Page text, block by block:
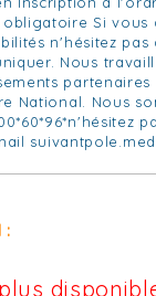
obligatoire Si vous
n'hésitez pas
Nous
National. Nous
: